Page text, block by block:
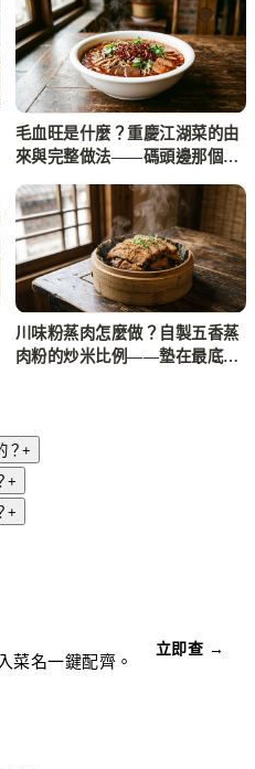
毛血旺是什麼？重慶江湖菜的由
來與完整做法——碼頭邊那個捨
川味粉蒸肉怎麼做？自製五香蒸
肉粉的炒米比例——墊在最底下
？ +
+
+
菜名一鍵配齊。
立即查 →